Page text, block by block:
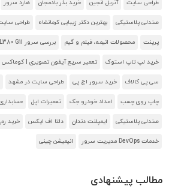
طراحی سایت آنریل انجین خرید بذر بادمجان هارد سرور
صندلی پلاستیکی بهترین دکتر زیبایی کرمانشاه طراحی
پرینت محصولات انیمه، فیلم و گیم بررسی سرور DL380 G11
خرید لپ تاپ استوک تعمیر سریع آیفون تصویری | کوماکس
سی پی کالاف خرید سرور اچ پی طراحی سایت در مشهد
چاپ روی چسب امداد خودرو جک تعمیرات اپل
صندلی پلاستیکی ایمپلنت دندان دلتا اف ایکس خرید
خدمات DevOps مدیریت سرور انیمیشن چینی
مطالب پیشنهادی